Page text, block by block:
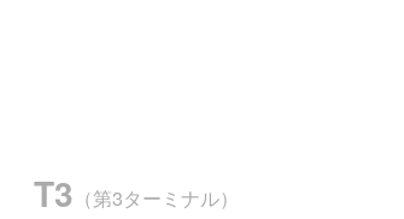
T3 （第3ターミナル）